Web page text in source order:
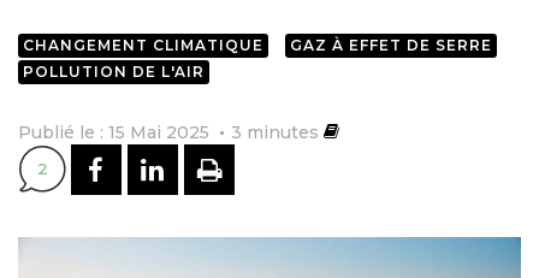
CHANGEMENT CLIMATIQUE
GAZ À EFFET DE SERRE
POLLUTION DE L'AIR
Publié le : 15 Mai 2025 3 minutes
2 PARTAGER SUR FACEBOOK
PARTAGER SUR
IMPRIMER